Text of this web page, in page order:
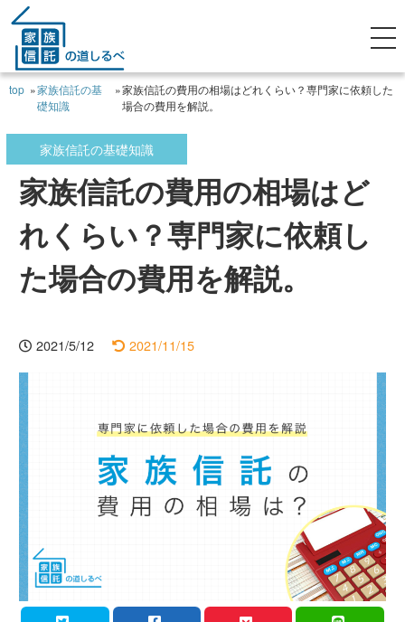
top »家族信託の基
礎知識
»家族信託の費用の相場はどれくらい？専門家に依頼した
場合の費用を解説。
家族信託の基礎知識
家族信託の費用の相場はど
れくらい？専門家に依頼し
た場合の費用を解説。
2021/5/12 2021/11/15